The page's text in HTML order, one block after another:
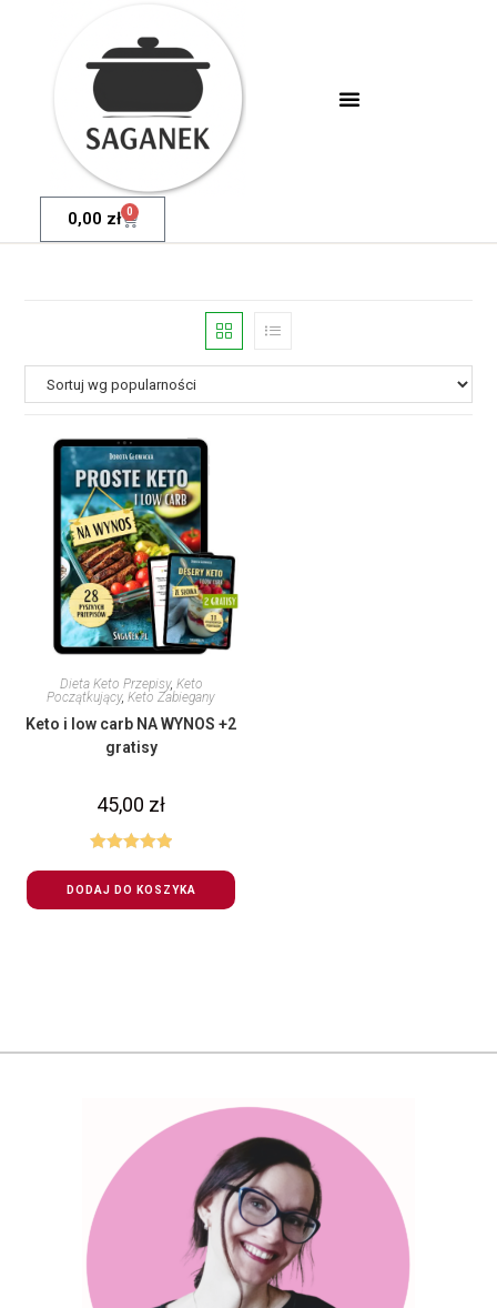
0,00 zł 0
Dieta Keto Przepisy, Keto
Początkujący,Keto Zabiegany
Keto i low carb NA WYNOS +2
gratisy
45,00 zł
5.00na 5
DODAJ DO KOSZYKA